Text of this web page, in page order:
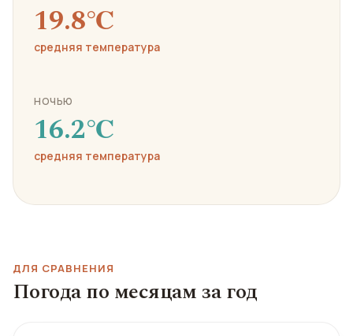
19.8℃
средняя температура
НОЧЬЮ
16.2℃
средняя температура
ДЛЯ СРАВНЕНИЯ
Погода по месяцам за год